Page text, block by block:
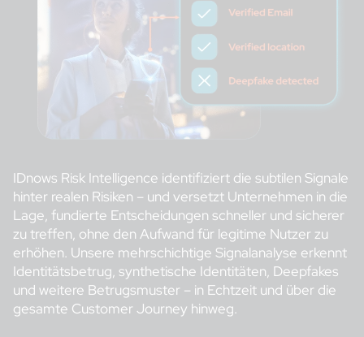
IDnows Risk Intelligence identifiziert die subtilen Signale
hinter realen Risiken – und versetzt Unternehmen in die
Lage, fundierte Entscheidungen schneller und sicherer
zu treffen, ohne den Aufwand für legitime Nutzer zu
erhöhen. Unsere mehrschichtige Signalanalyse erkennt
Identitätsbetrug, synthetische Identitäten, Deepfakes
und weitere Betrugsmuster – in Echtzeit und über die
gesamte Customer Journey hinweg.